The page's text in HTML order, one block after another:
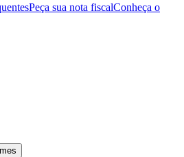
Peça sua nota fiscalConheça o